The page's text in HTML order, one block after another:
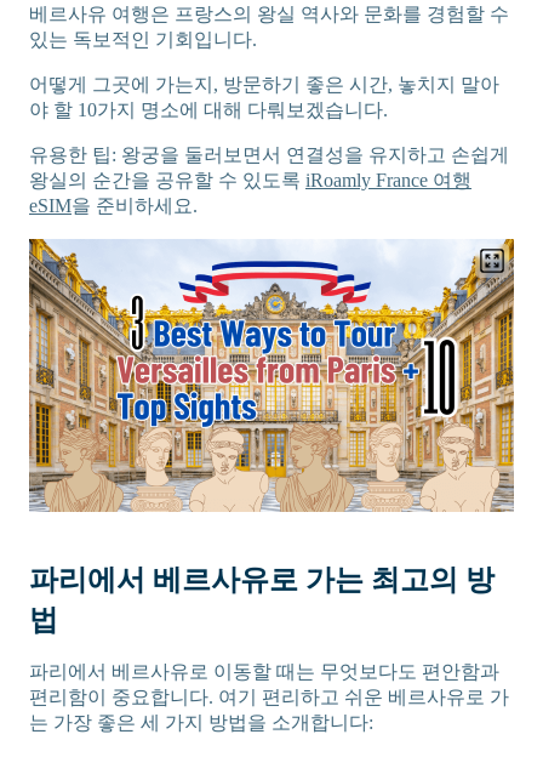
베르사유 여행은 프랑스의 왕실 역사와 문화를 경험할 수
있는 독보적인 기회입니다.
어떻게 그곳에 가는지, 방문하기 좋은 시간, 놓치지 말아
야 할 10가지 명소에 대해 다뤄보겠습니다.
유용한 팁: 왕궁을 둘러보면서 연결성을 유지하고 손쉽게
왕실의 순간을 공유할 수 있도록 iRoamly France 여행
eSIM을 준비하세요.
파리에서 베르사유로 가는 최고의 방
법
파리에서 베르사유로 이동할 때는 무엇보다도 편안함과
편리함이 중요합니다. 여기 편리하고 쉬운 베르사유로 가
는 가장 좋은 세 가지 방법을 소개합니다: